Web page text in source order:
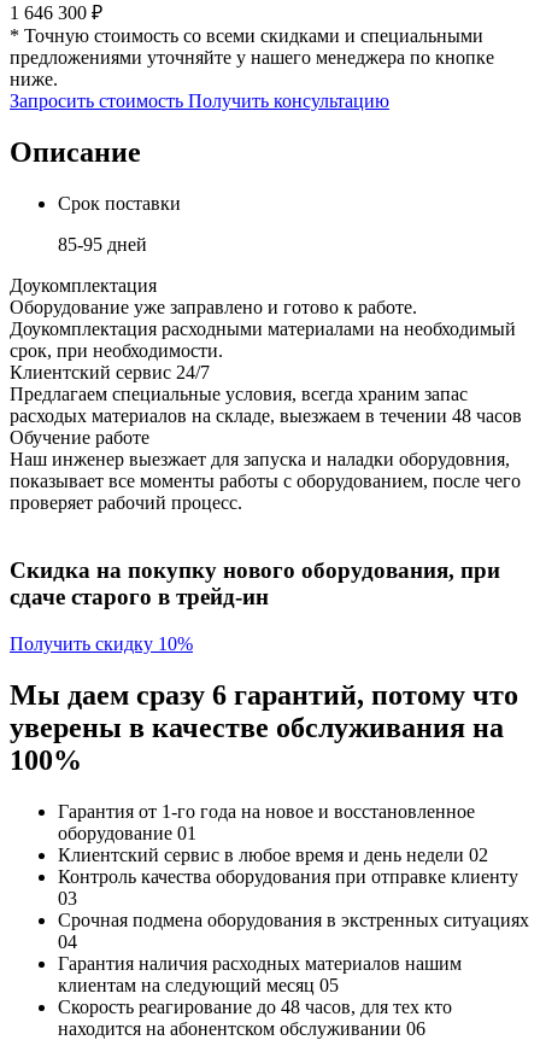
1 646 300 ₽
* Точную стоимость со всеми скидками и специальными
предложениями уточняйте у нашего менеджера по кнопке
ниже.
Запросить стоимость Получить консультацию
Описание
Срок поставки
85-95 дней
Доукомплектация
Оборудование уже заправлено и готово к работе.
Доукомплектация расходными материалами на необходимый
срок, при необходимости.
Клиентский сервис 24/7
Предлагаем специальные условия, всегда храним запас
расходых материалов на складе, выезжаем в течении 48 часов
Обучение работе
Наш инженер выезжает для запуска и наладки оборудовния,
показывает все моменты работы с оборудованием, после чего
проверяет рабочий процесс.
Скидка на покупку нового оборудования, при
сдаче старого в трейд-ин
Получить скидку 10%
Мы даем сразу 6 гарантий, потому что
уверены в качестве обслуживания на
100%
Гарантия от 1-го года на новое и восстановленное
оборудование 01
Клиентский сервис в любое время и день недели 02
Контроль качества оборудования при отправке клиенту
03
Срочная подмена оборудования в экстренных ситуациях
04
Гарантия наличия расходных материалов нашим
клиентам на следующий месяц 05
Скорость реагирование до 48 часов, для тех кто
находится на абонентском обслуживании 06